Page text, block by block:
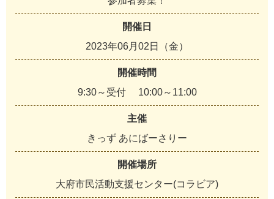
開催日
2023年06月02日（金）
開催時間
9:30～受付 10:00～11:00
主催
きっず あにばーさりー
開催場所
大府市民活動支援センター(コラビア)